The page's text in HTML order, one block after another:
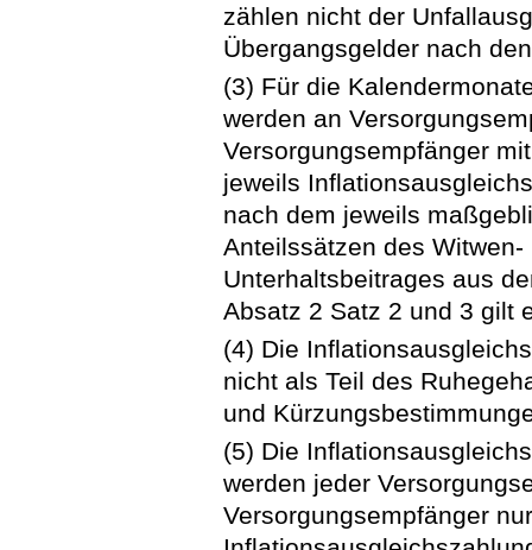
zählen nicht der
Übergangsgelder nach
(3) Für die
werden an
Versorgungsempfänger
jeweils
nach dem jeweils
Anteilssätzen des
Unterhaltsbeitrages aus
Absatz 2 Satz 2 und 3 gilt
(4) Die
nicht als Teil des
und
(5) Die
werden jeder
Versorgungsempfänger